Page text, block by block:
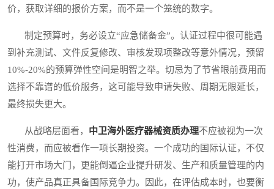
价，获取详细的报价方案，而不是一个笼统的数字。
制定预算时，务必设立“应急储备金”。认证过程中很可能遇
到补充测试、文件反复修改、审核发现项整改等意外情况，预留
10%-20%的预算弹性空间是明智之举。切忌为了节省眼前费用而
选择不靠谱的低价服务，这可能导致申请失败、周期无限延长，
最终损失更大。
从战略层面看， 中卫海外医疗器械资质办理不应被视为一次
性消费，而应被看作一项长期投资。一个成功的国际认证，不仅
能打开市场大门，更能倒逼企业提升研发、生产和质量管理的内
功，使产品真正具备国际竞争力。因此，在评估成本时，也要衡